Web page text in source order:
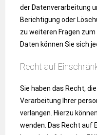
der Datenverarbeitung
Berichtigung oder
zu weiteren Fragen
Daten können Sie sich
Recht auf
Sie haben das Recht,
Verarbeitung Ihrer
verlangen. Hierzu
wenden. Das Recht auf